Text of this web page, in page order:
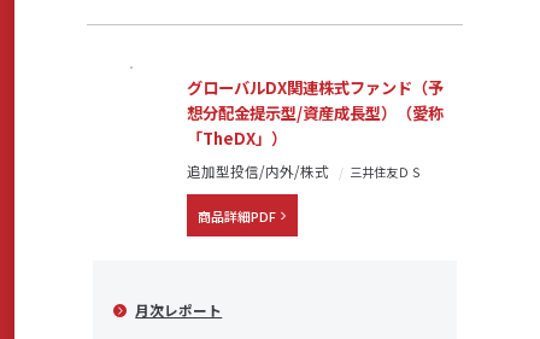
グローバルDX関連株式ファンド（予
想分配金提示型/資産成長型）（愛称
「TheDX」）
追加型投信/内外/株式 三井住友ＤＳ
商品詳細PDF
月次レポート